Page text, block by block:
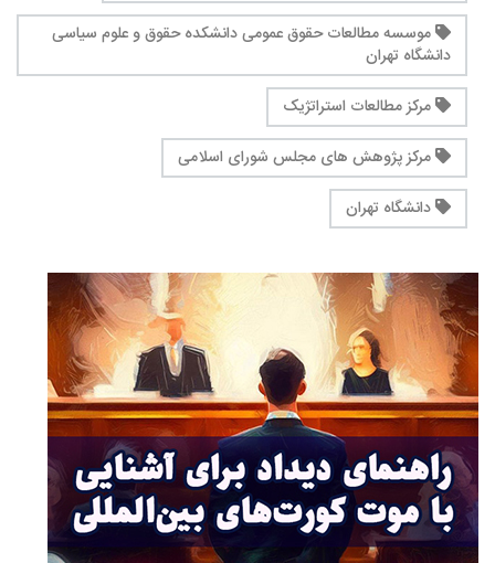
موسسه مطالعات حقوق عمومی دانشکده حقوق و علوم سیاسی
دانشگاه تهران
مرکز مطالعات استراتژیک
مرکز پژوهش های مجلس شورای اسلامی
دانشگاه تهران